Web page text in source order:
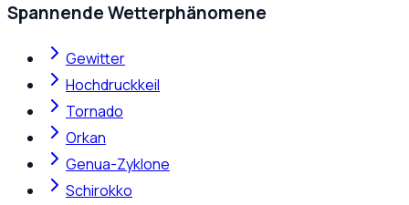
Spannende Wetterphänomene
Gewitter
Hochdruckkeil
Tornado
Orkan
Genua-Zyklone
Schirokko